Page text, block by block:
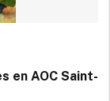
en AOC Saint-